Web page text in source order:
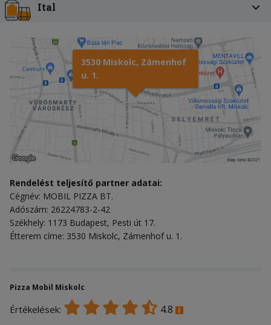
Ital
3530 Miskolc, Zámenhof
u. 1.
Rendelést teljesítő partner adatai:
Cégnév: MOBIL PIZZA BT.
Adószám: 26224783-2-42
Székhely: 1173 Budapest, Pesti út 17.
Étterem címe: 3530 Miskolc, Zámenhof u. 1.
Pizza Mobil Miskolc
Értékelések: 4.8